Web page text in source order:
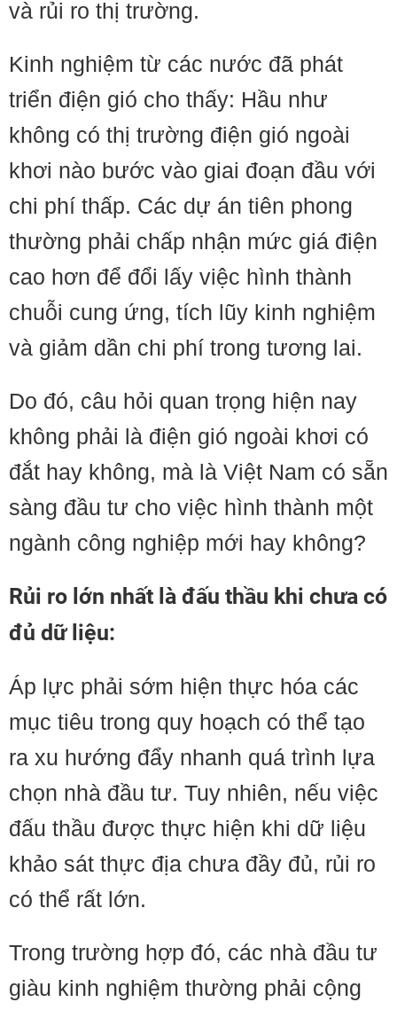
và rủi ro thị trường.
Kinh nghiệm từ các nước đã phát
triển điện gió cho thấy: Hầu như
không có thị trường điện gió ngoài
khơi nào bước vào giai đoạn đầu với
chi phí thấp. Các dự án tiên phong
thường phải chấp nhận mức giá điện
cao hơn để đổi lấy việc hình thành
chuỗi cung ứng, tích lũy kinh nghiệm
và giảm dần chi phí trong tương lai.
Do đó, câu hỏi quan trọng hiện nay
không phải là điện gió ngoài khơi có
đắt hay không, mà là Việt Nam có sẵn
sàng đầu tư cho việc hình thành một
ngành công nghiệp mới hay không?
Rủi ro lớn nhất là đấu thầu khi chưa có
đủ dữ liệu:
Áp lực phải sớm hiện thực hóa các
mục tiêu trong quy hoạch có thể tạo
ra xu hướng đẩy nhanh quá trình lựa
chọn nhà đầu tư. Tuy nhiên, nếu việc
đấu thầu được thực hiện khi dữ liệu
khảo sát thực địa chưa đầy đủ, rủi ro
có thể rất lớn.
Trong trường hợp đó, các nhà đầu tư
giàu kinh nghiệm thường phải cộng